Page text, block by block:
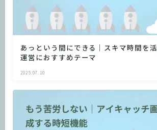
あっという間にできる｜スキマ時間を
運営におすすめテーマ
2025.07.10